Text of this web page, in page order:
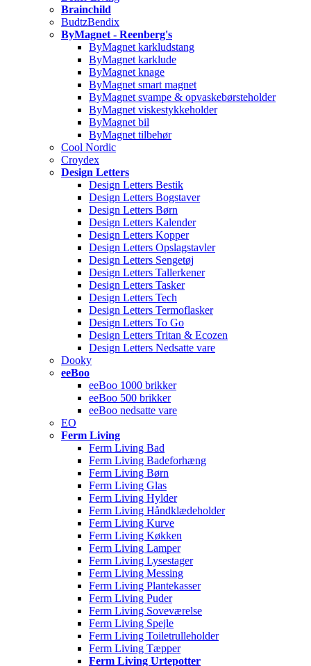
Brainchild
BudtzBendix
ByMagnet - Reenberg's
ByMagnet karkludstang
ByMagnet karklude
ByMagnet knage
ByMagnet smart magnet
ByMagnet svampe & opvaskebørsteholder
ByMagnet viskestykkeholder
ByMagnet bil
ByMagnet tilbehør
Cool Nordic
Croydex
Design Letters
Design Letters Bestik
Design Letters Bogstaver
Design Letters Børn
Design Letters Kalender
Design Letters Kopper
Design Letters Opslagstavler
Design Letters Sengetøj
Design Letters Tallerkener
Design Letters Tasker
Design Letters Tech
Design Letters Termoflasker
Design Letters To Go
Design Letters Tritan & Ecozen
Design Letters Nedsatte vare
Dooky
eeBoo
eeBoo 1000 brikker
eeBoo 500 brikker
eeBoo nedsatte vare
EO
Ferm Living
Ferm Living Bad
Ferm Living Badeforhæng
Ferm Living Børn
Ferm Living Glas
Ferm Living Hylder
Ferm Living Håndklædeholder
Ferm Living Kurve
Ferm Living Køkken
Ferm Living Lamper
Ferm Living Lysestager
Ferm Living Messing
Ferm Living Plantekasser
Ferm Living Puder
Ferm Living Soveværelse
Ferm Living Spejle
Ferm Living Toiletrulleholder
Ferm Living Tæpper
Ferm Living Urtepotter